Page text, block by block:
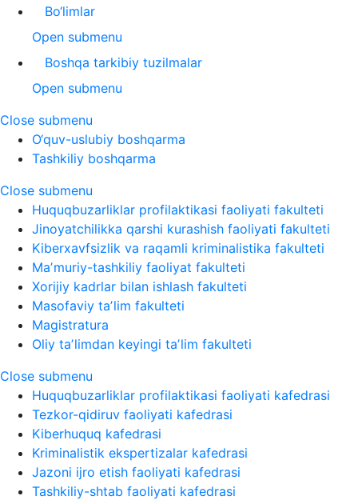
Bo‘limlar
Open submenu
Boshqa tarkibiy tuzilmalar
Open submenu
Close submenu
O‘quv-uslubiy boshqarma
Tashkiliy boshqarma
Close submenu
Huquqbuzarliklar profilaktikasi faoliyati fakulteti
Jinoyatchilikka qarshi kurashish faoliyati fakulteti
Kiberxavfsizlik va raqamli kriminalistika fakulteti
Maʼmuriy-tashkiliy faoliyat fakulteti
Xorijiy kadrlar bilan ishlash fakulteti
Masofaviy taʼlim fakulteti
Magistratura
Oliy taʼlimdan keyingi taʼlim fakulteti
Close submenu
Huquqbuzarliklar profilaktikasi faoliyati kafedrasi
Tezkor-qidiruv faoliyati kafedrasi
Kiberhuquq kafedrasi
Kriminalistik ekspertizalar kafedrasi
Jazoni ijro etish faoliyati kafedrasi
Tashkiliy-shtab faoliyati kafedrasi